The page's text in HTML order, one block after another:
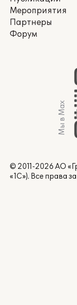
Мероприятия
Партнеры
Форум
Мы в Max
© 2011-2026 АО
«1С»). Все права